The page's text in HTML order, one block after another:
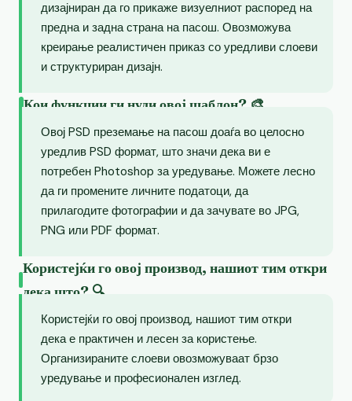
дизајниран да го прикаже визуелниот распоред на
предна и задна страна на пасош. Овозможува
креирање реалистичен приказ со уредливи слоеви
и структуриран дизајн.
Кои функции ги нуди овој шаблон? 🎨
Овој PSD преземање на пасош доаѓа во целосно
уредлив PSD формат, што значи дека ви е
потребен Photoshop за уредување. Можете лесно
да ги промените личните податоци, да
прилагодите фотографии и да зачувате во JPG,
PNG или PDF формат.
Користејќи го овој производ, нашиот тим откри
дека што? 🔍
Користејќи го овој производ, нашиот тим откри
дека е практичен и лесен за користење.
Организираните слоеви овозможуваат брзо
уредување и професионален изглед.